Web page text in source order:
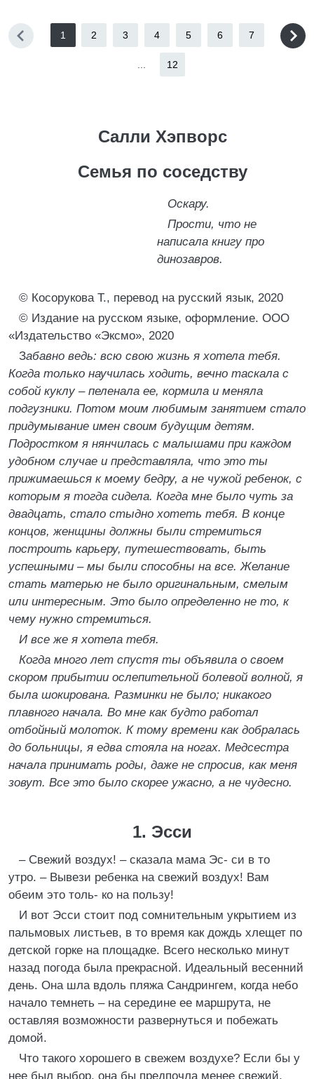
1 2 3 4 5 6 7
12
Салли Хэпворс
Семья по соседству
Оскару.
Прости, что не
написала книгу про
динозавров.
© Косорукова Т., перевод на русский язык, 2020
© Издание на русском языке, оформление. ООО
«Издательство «Эксмо», 2020
Забавно ведь: всю свою жизнь я хотела тебя.
Когда только научилась ходить, вечно таскала с
собой куклу – пеленала ее, кормила и меняла
подгузники. Потом моим любимым занятием стало
придумывание имен своим будущим детям.
Подростком я нянчилась с малышами при каждом
удобном случае и представляла, что это ты
прижимаешься к моему бедру, а не чужой ребенок, с
которым я тогда сидела. Когда мне было чуть за
двадцать, стало стыдно хотеть тебя. В конце
концов, женщины должны были стремиться
построить карьеру, путешествовать, быть
успешными – мы были способны на все. Желание
стать матерью не было оригинальным, смелым
или интересным. Это было определенно не то, к
чему нужно стремиться.
И все же я хотела тебя.
Когда много лет спустя ты объявила о своем
скором прибытии ослепительной болевой волной, я
была шокирована. Разминки не было; никакого
плавного начала. Во мне как будто работал
отбойный молоток. К тому времени как добралась
до больницы, я едва стояла на ногах. Медсестра
начала принимать роды, даже не спросив, как меня
зовут. Все это было скорее ужасно, а не чудесно.
1. Эсси
– Свежий воздух! – сказала мама Эс- си в то
утро. – Вывези ребенка на свежий воздух! Вам
обеим это толь- ко на пользу!
И вот Эсси стоит под сомнительным укрытием из
пальмовых листьев, в то время как дождь хлещет по
детской горке на площадке. Всего несколько минут
назад погода была прекрасной. Идеальный весенний
день. Она шла вдоль пляжа Сандрингем, когда небо
начало темнеть – на середине ее маршрута, не
оставляя возможности развернуться и побежать
домой.
Что такого хорошего в свежем воздухе? Если бы у
нее был выбор, она бы предпочла менее свежий,